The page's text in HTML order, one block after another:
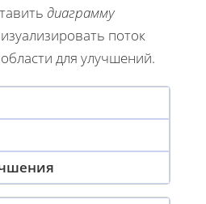
диаграмму
поток
для улучшений.